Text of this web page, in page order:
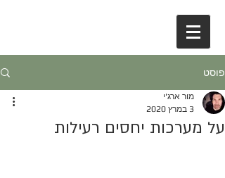
פוסט
על מערכות יחסים רעילות
מור ארג'י
3 במרץ 2020